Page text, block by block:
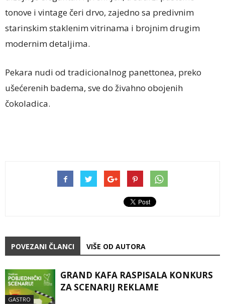
tonove i vintage čeri drvo, zajedno sa predivnim
starinskim staklenim vitrinama i brojnim drugim
modernim detaljima.
Pekara nudi od tradicionalnog panettonea, preko
ušećerenih badema, sve do živahno obojenih
čokoladica.
POVEZANI ČLANCI VIŠE OD AUTORA
GASTRO
GRAND KAFA RASPISALA KONKURS
ZA SCENARIJ REKLAME